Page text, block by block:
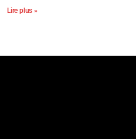
Lire plus »